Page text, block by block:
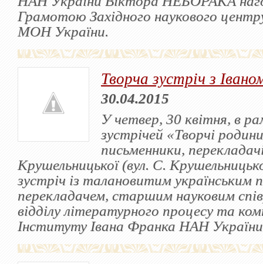
Грамотою Західного наукового
МОН України.
Творча зустріч з
30.04.2015
У четвер, 30 квітня, в
зустрічей «Творчі
письменники,
Крушельницької (вул. С.
зустріч із талановитим українським
перекладачем, старшим науковим
відділу літературного процесу та
Інституту Івана Франка НАН